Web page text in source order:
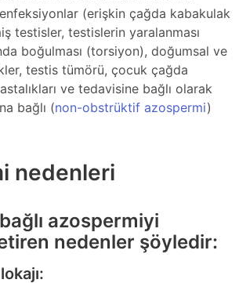
(erişkin çağda kabakulak
testisler, testislerin yaralanması
boğulması (torsiyon), doğumsal ve
testis tümörü, çocuk çağda
ve tedavisine bağlı olarak
bağlı (non-obstrüktif azospermi)
nedenleri
bağlı azospermiyi
nedenler şöyledir: